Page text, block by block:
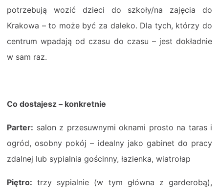
potrzebują wozić dzieci do szkoły/na zajęcia do
Krakowa – to może być za daleko. Dla tych, którzy do
centrum wpadają od czasu do czasu – jest dokładnie
w sam raz.
Co dostajesz – konkretnie
Parter: salon z przesuwnymi oknami prosto na taras i
ogród, osobny pokój – idealny jako gabinet do pracy
zdalnej lub sypialnia gościnny, łazienka, wiatrołap
Piętro: trzy sypialnie (w tym główna z garderobą),